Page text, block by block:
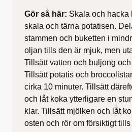
Gör så här: Skala och hacka
skala och tärna potatisen.
stammen och buketten i
oljan tills den är mjuk, men
Tillsätt vatten och buljong
Tillsätt potatis och
cirka 10 minuter. Tillsätt
och låt koka ytterligare en
klar. Tillsätt mjölken och låt
osten och rör om försiktigt